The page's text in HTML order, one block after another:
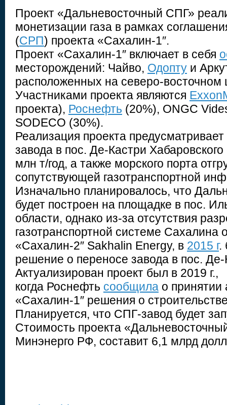
Проект «Дальневосточный СПГ»
монетизации газа в рамках
(СРП) проекта «Сахалин-1″.
Проект «Сахалин-1″ включает в себя
месторождений: Чайво, Одопту и
расположенных на северо-
Участниками проекта являются
проекта), Роснефть (20%), ONGC
SODECO (30%).
Реализация проекта
завода в пос. Де-Кастри
млн т/год, а также морского порта
сопутствующей газотранспортной
Изначально планировалось, что
будет построен на площадке в пос.
области, однако из-за отсутствия
газотранспортной системе Сахалина
«Сахалин-2″ Sakhalin Energy, в 2015 г.
решение о переносе завода в пос. Де-
Актуализирован проект был в 2019 г.,
когда Роснефть сообщила о принятии
«Сахалин-1″ решения о
Планируется, что СПГ-завод будет
Стоимость проекта
Минэнерго РФ, составит 6,1 млрд